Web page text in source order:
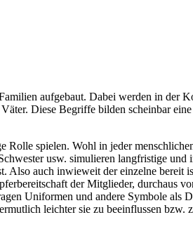
aufgebaut. Dabei werden in der
Diese Begriffe bilden scheinbar
spielen. Wohl in jeder
usw. simulieren langfristige
Also auch inwieweit der einzelne
der Mitglieder, durchaus
Uniformen und andere Symbole als
leichter sie zu beeinflussen